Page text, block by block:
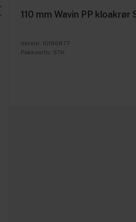
110 mm Wavin PP
Varenr. 10196877
Pakkeinfo. STK.